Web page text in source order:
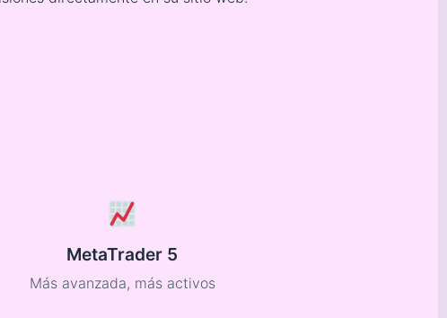
MetaTrader 5
Más avanzada, más activos